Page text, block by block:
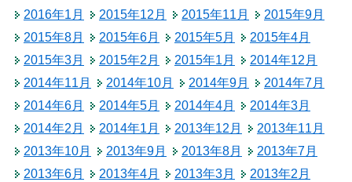
2016年1月
2015年12月 2015年11月
2015年9月
2015年8月
2015年6月 2015年5月
2015年4月
2015年3月
2015年2月 2015年1月
2014年12月
2014年11月
2014年10月 2014年9月
2014年7月
2014年6月
2014年5月 2014年4月
2014年3月
2014年2月
2014年1月 2013年12月
2013年11月
2013年10月
2013年9月 2013年8月
2013年7月
2013年6月
2013年4月 2013年3月
2013年2月